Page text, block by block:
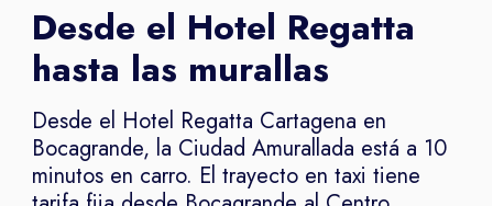
Desde el Hotel Regatta
hasta las murallas
Desde el Hotel Regatta Cartagena en
Bocagrande, la Ciudad Amurallada está a 10
minutos en carro. El trayecto en taxi tiene